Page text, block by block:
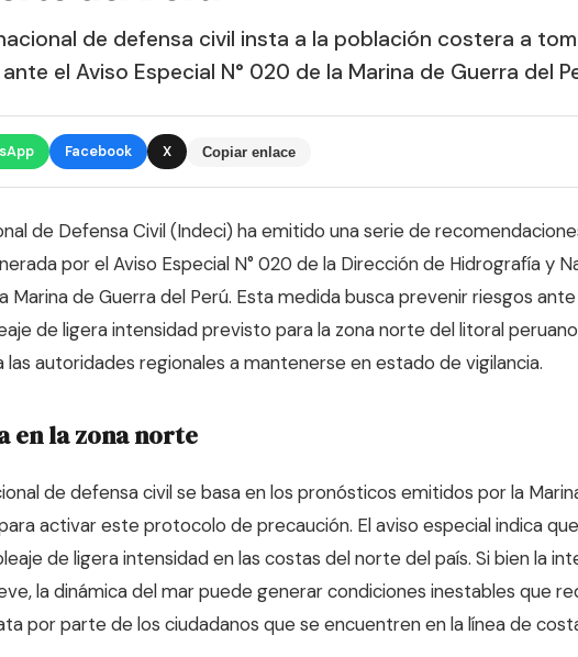
de defensa civil insta a la población costera a
el Aviso Especial N° 020 de la Marina de Guerra del
Facebook X Copiar enlace
de Defensa Civil (Indeci) ha emitido una serie de
por el Aviso Especial N° 020 de la Dirección de Hidrografía y
Marina de Guerra del Perú. Esta medida busca prevenir riesgos
de ligera intensidad previsto para la zona norte del litoral
las autoridades regionales a mantenerse en estado de vigilancia.
en la zona norte
de defensa civil se basa en los pronósticos emitidos por la
activar este protocolo de precaución. El aviso especial indica
de ligera intensidad en las costas del norte del país. Si bien la
la dinámica del mar puede generar condiciones inestables que
por parte de los ciudadanos que se encuentren en la línea de